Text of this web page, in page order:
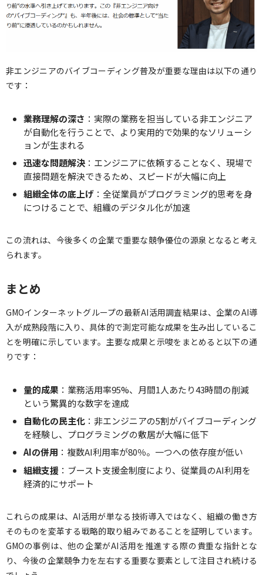
非エンジニアのバイブコーディング普及が重要な理由は以下の通り
です：
業務理解の深さ ：実際の業務を担当している非エンジニア
が自動化を行うことで、より実用的で効果的なソリューシ
ョンが生まれる
迅速な問題解決 ：エンジニアに依頼することなく、現場で
直接問題を解決できるため、スピードが大幅に向上
組織全体の底上げ ：全従業員がプログラミング的思考を身
につけることで、組織のデジタル化が加速
この流れは、今後多くの企業で重要な競争優位の源泉となると考え
られます。
まとめ
GMOインターネットグループの最新AI活用調査結果は、企業のAI導
入が成熟段階に入り、具体的で測定可能な成果を生み出しているこ
とを明確に示しています。主要な成果と示唆をまとめると以下の通
りです：
量的成果 ：業務活用率95%、月間1人あたり43時間の削減
という驚異的な数字を達成
自動化の民主化 ：非エンジニアの5割がバイブコーディング
を経験し、プログラミングの敷居が大幅に低下
AIの併用 ：複数AI利用率が80％。一つへの依存度が低い
組織支援 ：ブースト支援金制度により、従業員のAI利用を
経済的にサポート
これらの成果は、AI活用が単なる技術導入ではなく、組織の働き方
そのものを変革する戦略的取り組みであることを証明しています。
GMOの事例は、他の企業がAI活用を推進する際の貴重な指針とな
り、今後の企業競争力を左右する重要な要素として注目され続ける